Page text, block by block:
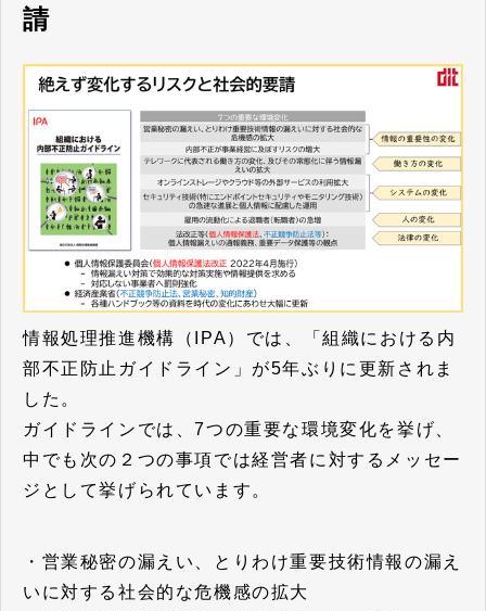
請
情報処理推進機構（IPA）では、「組織における内
部不正防止ガイドライン」が5年ぶりに更新されま
した。
ガイドラインでは、7つの重要な環境変化を挙げ、
中でも次の２つの事項では経営者に対するメッセー
ジとして挙げられています。
・営業秘密の漏えい、とりわけ重要技術情報の漏え
いに対する社会的な危機感の拡大